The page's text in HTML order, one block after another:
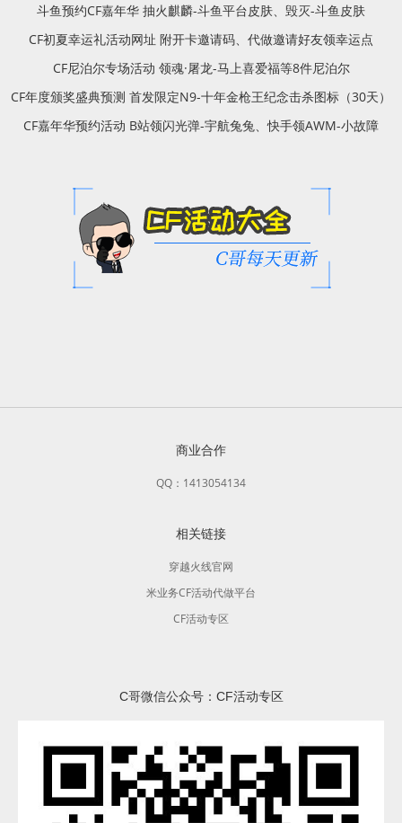
斗鱼预约CF嘉年华 抽火麒麟-斗鱼平台皮肤、毁灭-斗鱼皮肤
CF初夏幸运礼活动网址 附开卡邀请码、代做邀请好友领幸运点
CF尼泊尔专场活动 领魂·屠龙-马上喜爱福等8件尼泊尔
CF年度颁奖盛典预测 首发限定N9-十年金枪王纪念击杀图标（30天）
CF嘉年华预约活动 B站领闪光弹-宇航兔兔、快手领AWM-小故障
商业合作
QQ：1413054134
相关链接
穿越火线官网
米业务CF活动代做平台
CF活动专区
C哥微信公众号：CF活动专区